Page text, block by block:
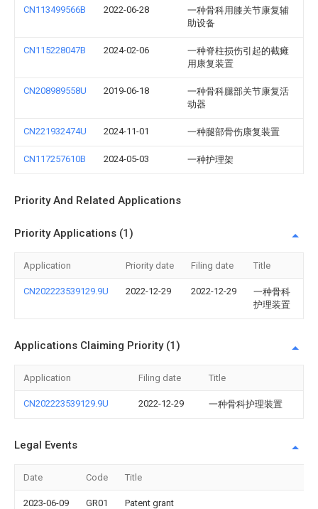
CN113499566B 2022-06-28
一种骨科用膝关节康复辅
助设备
CN115228047B 2024-02-06
一种脊柱损伤引起的截瘫
用康复装置
CN208989558U 2019-06-18
一种骨科腿部关节康复活
动器
CN221932474U 2024-11-01 一种腿部骨伤康复装置
CN117257610B 2024-05-03 一种护理架
Priority And Related Applications
Priority Applications (1)
Application Priority date Filing date Title
CN202223539129.9U 2022-12-29 2022-12-29
一种骨科
护理装置
Applications Claiming Priority (1)
Application Filing date Title
CN202223539129.9U 2022-12-29 一种骨科护理装置
Legal Events
Date Code Title
2023-06-09 GR01 Patent grant